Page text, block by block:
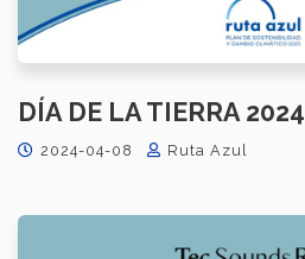
DÍA DE LA TIERRA 2024
2024-04-08 Ruta Azul